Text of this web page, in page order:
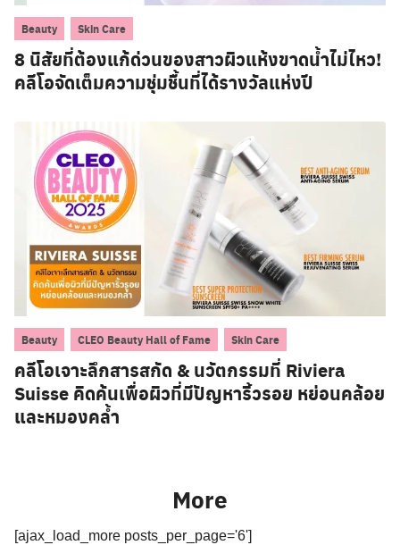
Beauty Skin Care
8 นิสัยที่ต้องแก้ด่วนของสาวผิวแห้งขาดน้ำไม่ไหว!
คลีโอจัดเต็มความชุ่มชื้นที่ได้รางวัลแห่งปี
Beauty CLEO Beauty Hall of Fame Skin Care
คลีโอเจาะลึกสารสกัด & นวัตกรรมที่ Riviera
Suisse คิดค้นเพื่อผิวที่มีปัญหาริ้วรอย หย่อนคล้อย
และหมองคล้ำ
More
[ajax_load_more posts_per_page='6']